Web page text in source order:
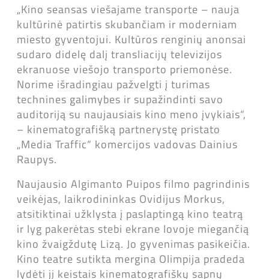
„Kino seansas viešajame transporte – nauja
kultūrinė patirtis skubančiam ir moderniam
miesto gyventojui. Kultūros renginių anonsai
sudaro didelę dalį transliacijų televizijos
ekranuose viešojo transporto priemonėse.
Norime išradingiau pažvelgti į turimas
technines galimybes ir supažindinti savo
auditoriją su naujausiais kino meno įvykiais“,
– kinematografišką partnerystę pristato
„Media Traffic“ komercijos vadovas Dainius
Raupys.
Naujausio Algimanto Puipos filmo pagrindinis
veikėjas, laikrodininkas Ovidijus Morkus,
atsitiktinai užklysta į paslaptingą kino teatrą
ir lyg pakerėtas stebi ekrane lovoje miegančią
kino žvaigždutę Lizą. Jo gyvenimas pasikeičia.
Kino teatre sutikta mergina Olimpija pradeda
lydėti jį keistais kinematografiškų sapnų